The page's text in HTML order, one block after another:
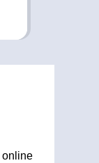
online